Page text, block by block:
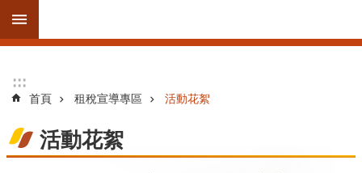
跳到主要內容區塊
階
搜
:::
:::
首頁 租稅宣導專區 活動花絮
活動花絮